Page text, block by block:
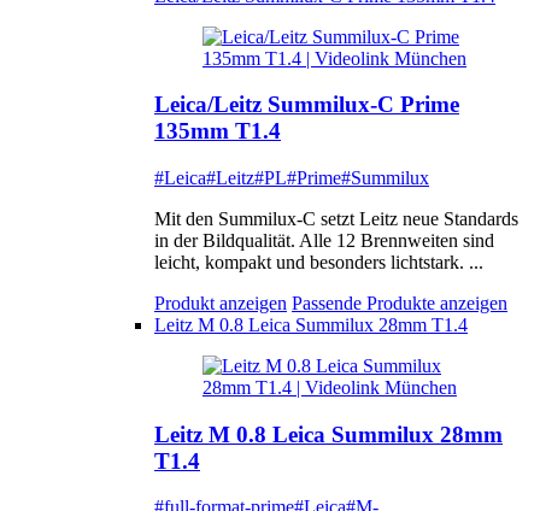
Leica/Leitz Summilux-C Prime
135mm T1.4
#Leica#Leitz#PL#Prime#Summilux
Mit den Summilux-C setzt Leitz neue Standards
in der Bildqualität. Alle 12 Brennweiten sind
leicht, kompakt und besonders lichtstark. ...
Produkt anzeigen Passende Produkte anzeigen
Leitz M 0.8 Leica Summilux 28mm T1.4
Leitz M 0.8 Leica Summilux 28mm
T1.4